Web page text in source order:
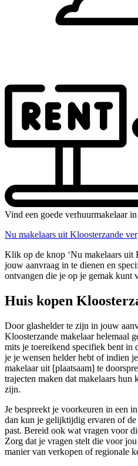
Vind een goede verhuurmakelaar
Nu makelaars uit Kloosterzande
Klik op de knop ‘Nu makelaars uit
jouw aanvraag in te dienen en
ontvangen die je op je gemak kunt
Huis kopen
Door glashelder te zijn in jouw
Kloosterzande makelaar helemaal
mits je toereikend specifiek bent in
je je wensen helder hebt of indien
makelaar uit [plaatsaam] te
trajecten maken dat makelaars hun
zijn.
Je bespreekt je voorkeuren in een
dan kun je gelijktijdig ervaren of
past. Bereid ook wat vragen voor
Zorg dat je vragen stelt die voor
manier van verkopen of regionale